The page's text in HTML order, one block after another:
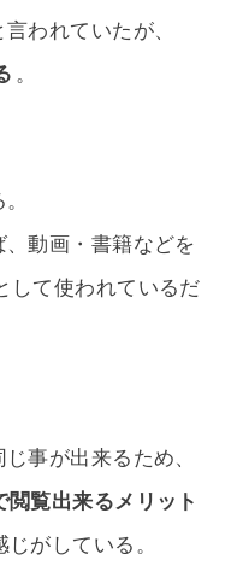
われていたが、
。
動画・書籍などを
して使われているだ
事が出来るため、
閲覧出来るメリット
がしている。